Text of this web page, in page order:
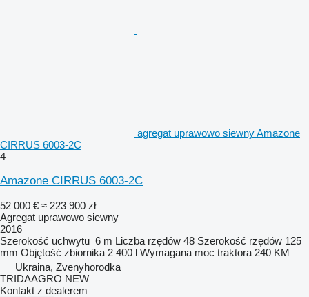
agregat uprawowo siewny Amazone
CIRRUS 6003-2C
4
Amazone CIRRUS 6003-2C
52 000 € ≈ 223 900 zł
Agregat uprawowo siewny
2016
Szerokość uchwytu 6 m Liczba rzędów 48 Szerokość rzędów 125
mm Objętość zbiornika 2 400 l Wymagana moc traktora 240 KM
Ukraina, Zvenyhorodka
TRIDAAGRO NEW
Kontakt z dealerem